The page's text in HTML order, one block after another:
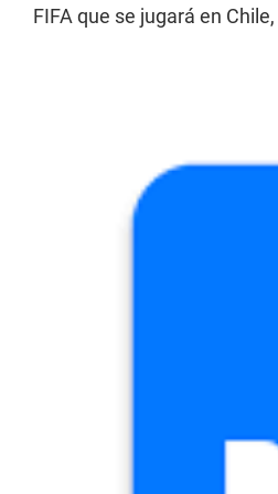
FIFA que se jugará en